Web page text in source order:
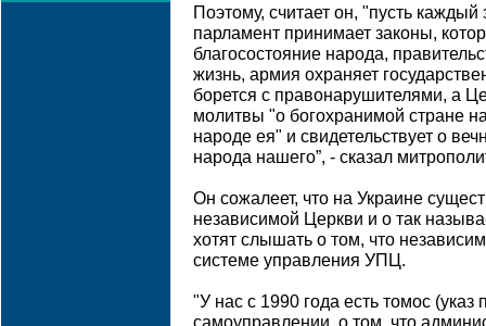
Поэтому, считает он, "пусть
парламент принимает законы,
благосостояние народа,
жизнь, армия охраняет
борется с правонарушителями, а
молитвы "о богохранимой стране
народе ея" и свидетельствует о
народа нашего”, - сказал
Он сожалеет, что на Украине
независимой Церкви и о так
хотят слышать о том, что
системе управления УПЦ.
"У нас с 1990 года есть томос
самоуправлении, о том, что